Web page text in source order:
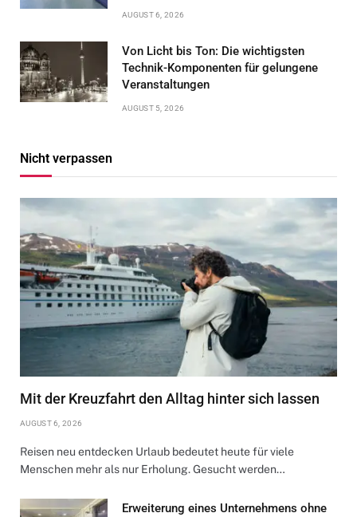
AUGUST 6, 2026
Von Licht bis Ton: Die wichtigsten
Technik-Komponenten für gelungene
Veranstaltungen
AUGUST 5, 2026
Nicht verpassen
Mit der Kreuzfahrt den Alltag hinter sich lassen
AUGUST 6, 2026
Reisen neu entdecken Urlaub bedeutet heute für viele
Menschen mehr als nur Erholung. Gesucht werden…
Erweiterung eines Unternehmens ohne